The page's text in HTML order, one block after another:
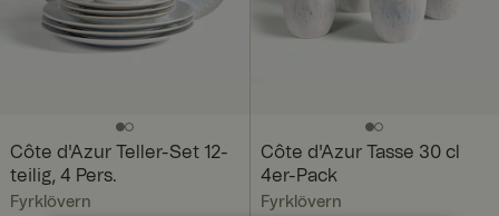
Côte d'Azur Teller-Set 12-
teilig, 4 Pers.
Fyrklövern
Côte d'Azur Tasse 30 cl
4er-Pack
Fyrklövern